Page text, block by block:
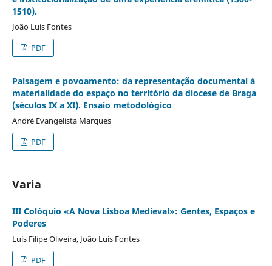
1510).
João Luís Fontes
PDF
Paisagem e povoamento: da representação documental à
materialidade do espaço no território da diocese de Braga
(séculos IX a XI). Ensaio metodológico
André Evangelista Marques
PDF
Varia
III Colóquio «A Nova Lisboa Medieval»: Gentes, Espaços e
Poderes
Luís Filipe Oliveira, João Luís Fontes
PDF